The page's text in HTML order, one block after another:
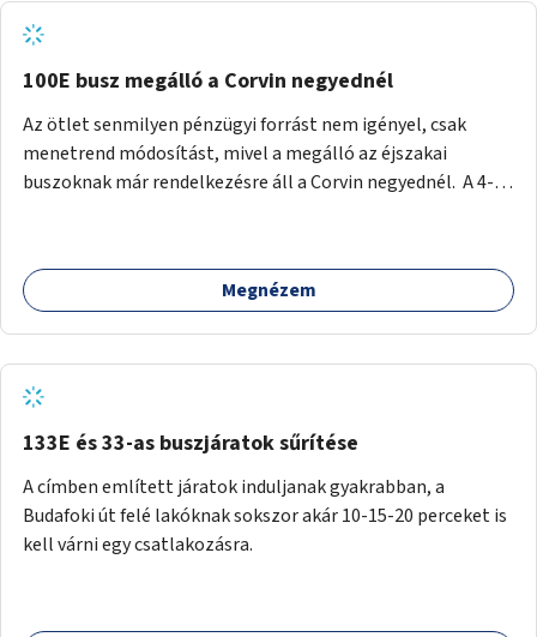
tud állni a megállóba. A környéken a tömegközlekedés
csúcsidőben már most is fullos, a Bosnyák téri beruházások
befejeztével hatványozódni fog az utazási igény.
100E busz megálló a Corvin negyednél
Az ötlet senmilyen pénzügyi forrást nem igényel, csak
menetrend módosítást, mivel a megálló az éjszakai
buszoknak már rendelkezésre áll a Corvin negyednél. A 4-es
ha a 100E reptéri busz a Corvin negyed metrómegállónál is
megállna - főleg éjjel, amikor a metró nem jár, és a 200E
nem hosszabbítaná meg sokkal, a 4-6 vonalán lakóknak
viszont a Kálvin tér-Corvin negyed utat megspórolva 10-15
perccel rövidítheti az utazási idejét.
Megnézem
133E és 33-as buszjáratok sűrítése
A címben említett járatok induljanak gyakrabban, a
Budafoki út felé lakóknak sokszor akár 10-15-20 perceket is
kell várni egy csatlakozásra.